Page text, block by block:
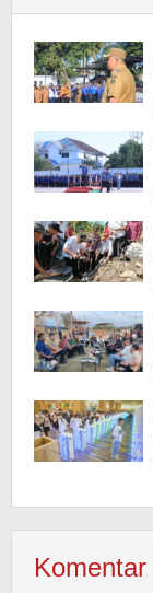
Komentar